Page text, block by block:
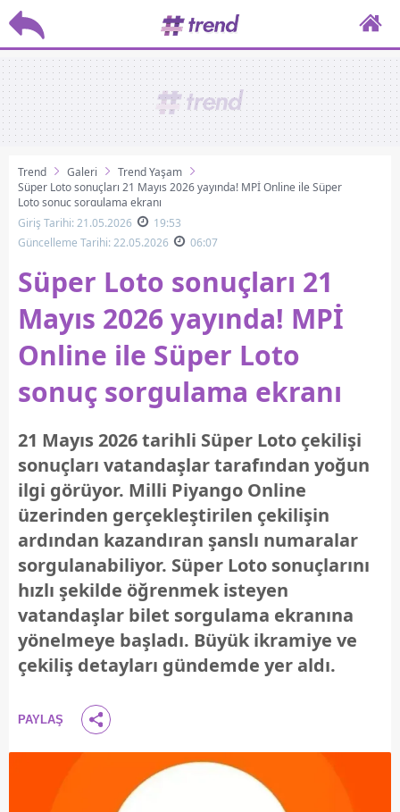
Trend Galeri
Trend Yaşam
Süper Loto sonuçları 21 Mayıs 2026 yayında! MPİ Online ile Süper
Loto sonuç sorgulama ekranı
Giriş Tarihi: 21.05.2026
19:53
Güncelleme Tarihi: 22.05.2026
06:07
Süper Loto sonuçları 21
Mayıs 2026 yayında! MPİ
Online ile Süper Loto
sonuç sorgulama ekranı
21 Mayıs 2026 tarihli Süper Loto çekilişi
sonuçları vatandaşlar tarafından yoğun
ilgi görüyor. Milli Piyango Online
üzerinden gerçekleştirilen çekilişin
ardından kazandıran şanslı numaralar
sorgulanabiliyor. Süper Loto sonuçlarını
hızlı şekilde öğrenmek isteyen
vatandaşlar bilet sorgulama ekranına
yönelmeye başladı. Büyük ikramiye ve
çekiliş detayları gündemde yer aldı.
PAYLAŞ